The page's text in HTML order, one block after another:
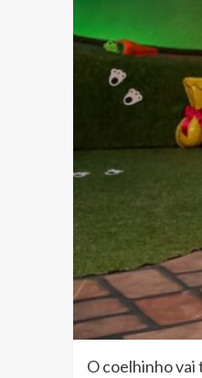
O coelhinho vai